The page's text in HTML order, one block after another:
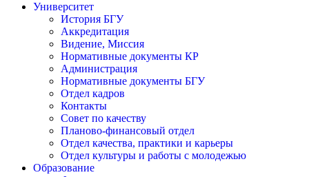
Университет
История БГУ
Аккредитация
Видение, Миссия
Нормативные документы КР
Администрация
Нормативные документы БГУ
Отдел кадров
Контакты
Совет по качеству
Планово-финансовый отдел
Отдел качества, практики и карьеры
Отдел культуры и работы с молодежью
Образование